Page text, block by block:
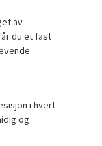
av
du et fast
i hvert
og